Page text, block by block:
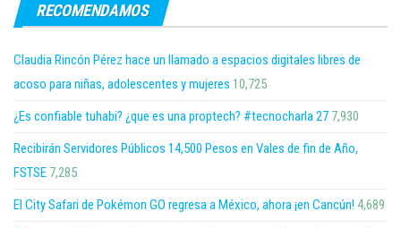
RECOMENDAMOS
Claudia Rincón Pérez hace un llamado a espacios digitales libres de
acoso para niñas, adolescentes y mujeres 10,725
¿Es confiable tuhabi? ¿que es una proptech? #tecnocharla 27 7,930
Recibirán Servidores Públicos 14,500 Pesos en Vales de fin de Año,
FSTSE 7,285
El City Safari de Pokémon GO regresa a México, ahora ¡en Cancún! 4,689